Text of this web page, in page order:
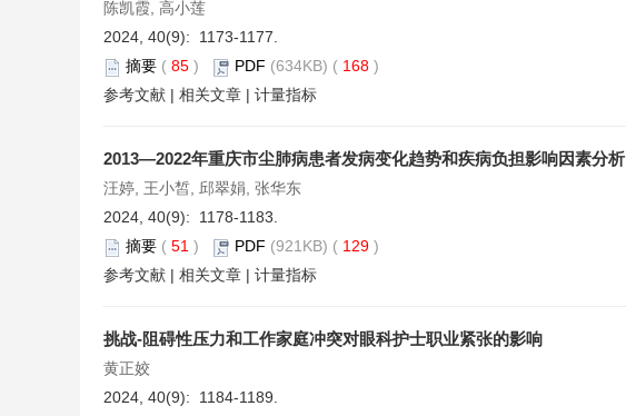
陈凯霞, 高小莲
2024, 40(9): 1173-1177.
摘要 ( 85 ) PDF (634KB) ( 168 )
参考文献 | 相关文章 | 计量指标
2013—2022年重庆市尘肺病患者发病变化趋势和疾病负担影响因素分析
汪婷, 王小皙, 邱翠娟, 张华东
2024, 40(9): 1178-1183.
摘要 ( 51 ) PDF (921KB) ( 129 )
参考文献 | 相关文章 | 计量指标
挑战-阻碍性压力和工作家庭冲突对眼科护士职业紧张的影响
黄正姣
2024, 40(9): 1184-1189.